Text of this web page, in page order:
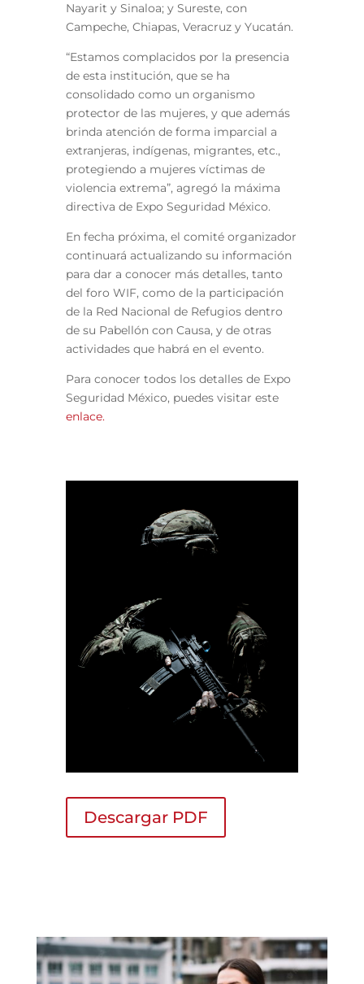
Nayarit y Sinaloa; y Sureste, con
Campeche, Chiapas, Veracruz y Yucatán.
“Estamos complacidos por la presencia
de esta institución, que se ha
consolidado como un organismo
protector de las mujeres, y que además
brinda atención de forma imparcial a
extranjeras, indígenas, migrantes, etc.,
protegiendo a mujeres víctimas de
violencia extrema”, agregó la máxima
directiva de Expo Seguridad México.
En fecha próxima, el comité organizador
continuará actualizando su información
para dar a conocer más detalles, tanto
del foro WIF, como de la participación
de la Red Nacional de Refugios dentro
de su Pabellón con Causa, y de otras
actividades que habrá en el evento.
Para conocer todos los detalles de Expo
Seguridad México, puedes visitar este
enlace.
Descargar PDF